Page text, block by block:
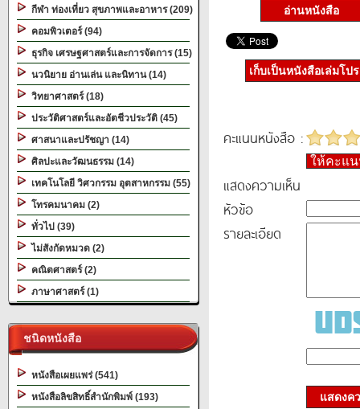
กีฬา ท่องเที่ยว สุขภาพและอาหาร (209)
คอมพิวเตอร์ (94)
ธุรกิจ เศรษฐศาสตร์และการจัดการ (15)
นวนิยาย อ่านเล่น และนิทาน (14)
วิทยาศาสตร์ (18)
ประวัติศาสตร์และอัตชีวประวัติ (45)
ศาสนาและปรัชญา (14)
ศิลปะและวัฒนธรรม (14)
เทคโนโลยี วิศวกรรม อุตสาหกรรม (55)
โทรคมนาคม (2)
ทั่วไป (39)
ไม่สังกัดหมวด (2)
คณิตศาสตร์ (2)
ภาษาศาสตร์ (1)
ชนิดหนังสือ
หนังสือเผยแพร่ (541)
หนังสือลิขสิทธิ์สำนักพิมพ์ (193)
อ่านหนังสือ
เก็บเป็นหนังสือเล่มโป
คะแนนหนังสือ :
ให้คะแ
แสดงความเห็น
หัวข้อ
รายละเอียด
แสดงค